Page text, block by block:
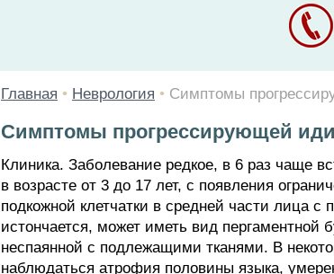
Главная • Неврология • Симптомы
Симптомы прогрессирующей
Клиника. Заболевание редкое, в 6 раз чаще
в возрасте от 3 до 17 лет, с появления
подкожной клетчатки в средней части лица
истончается, может иметь вид пергаментной
неспаянной с подлежащими тканями. В
наблюдаться атрофия половины языка,